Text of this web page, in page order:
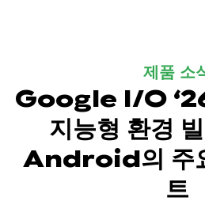
제품 소
Google I/O
지능형 환경
Android의 주
트